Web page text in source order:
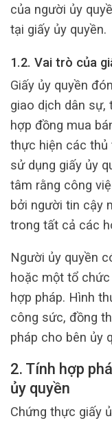
của người ủy
tại giấy ủy quyền.
1.2. Vai trò của
Giấy ủy quyền
giao dịch dân sự,
hợp đồng mua
thực hiện các thủ
sử dụng giấy ủy
tâm rằng công
bởi người tin cậy
trong tất cả các
Người ủy quyền
hoặc một tổ
hợp pháp. Hình
công sức, đồng
pháp cho bên ủy
2. Tính hợp
ủy quyền
Chứng thực giấy